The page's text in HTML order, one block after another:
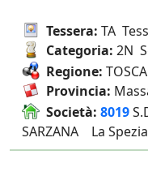
Tessera: TA
Categoria: 2N
Regione:
Provincia:
Società: 8019
SARZANA La